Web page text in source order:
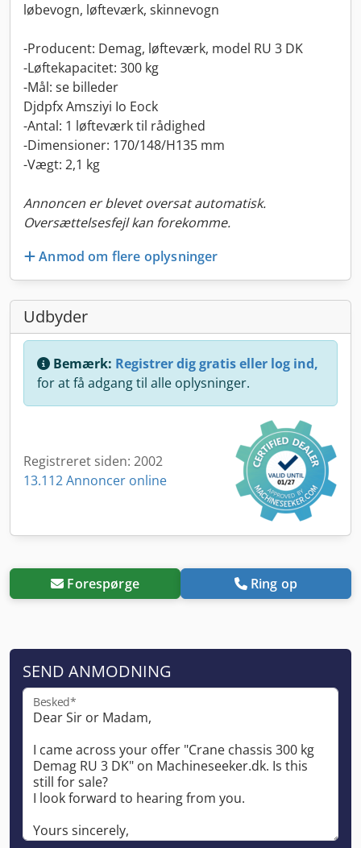
løbevogn, løfteværk, skinnevogn
-Producent: Demag, løfteværk, model RU 3 DK
-Løftekapacitet: 300 kg
-Mål: se billeder
Djdpfx Amsziyi Io Eock
-Antal: 1 løfteværk til rådighed
-Dimensioner: 170/148/H135 mm
-Vægt: 2,1 kg
Annoncen er blevet oversat automatisk.
Oversættelsesfejl kan forekomme.
Anmod om flere oplysninger
Udbyder
Bemærk: Registrer dig gratis eller log ind,
for at få adgang til alle oplysninger.
Registreret siden: 2002
13.112 Annoncer online
Forespørge Ring op
SEND ANMODNING
Besked*